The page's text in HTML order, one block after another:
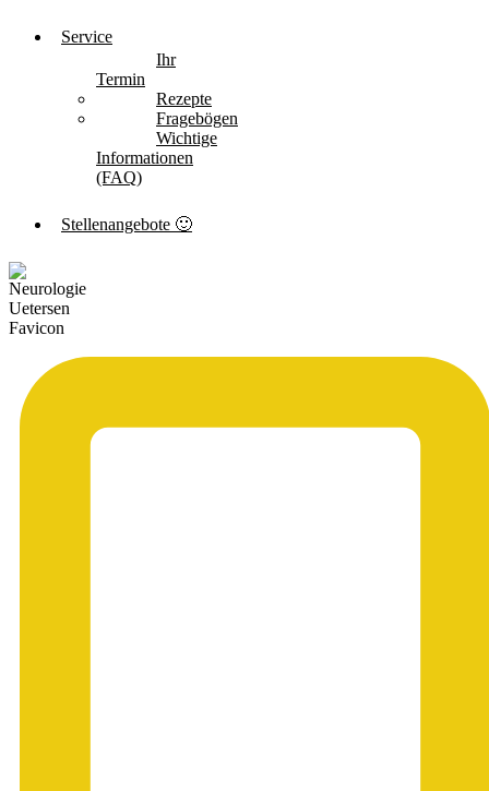
Service
Ihr
Termin
Rezepte
Fragebögen
Wichtige
Informationen
(FAQ)
Stellenangebote 🙂